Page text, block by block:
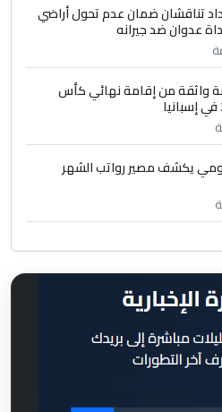
تناقشان ضمان عدم تحول أراضي
عدوان ضد جيرانه
واثقة من إقامة نهائي كأس
يكشف مصير رواتب الشهر